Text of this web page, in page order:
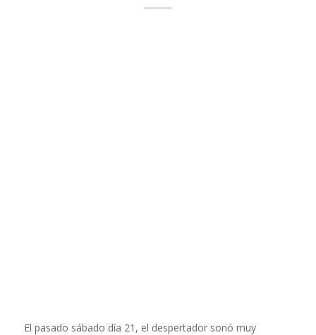
El pasado sábado día 21, el despertador sonó muy